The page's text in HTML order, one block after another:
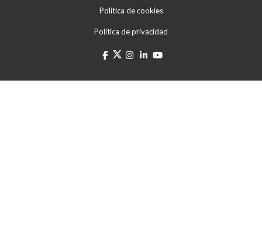
Política de cookies
Política de privacidad